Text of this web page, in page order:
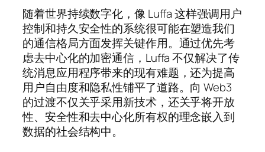
随着世界持续数字化，像 Luffa 这样强调用户
控制和持久安全性的系统很可能在塑造我们
的通信格局方面发挥关键作用。通过优先考
虑去中心化的加密通信，Luffa 不仅解决了传
统消息应用程序带来的现有难题，还为提高
用户自由度和隐私性铺平了道路。向 Web3
的过渡不仅关乎采用新技术，还关乎将开放
性、安全性和去中心化所有权的理念嵌入到
数据的社会结构中。